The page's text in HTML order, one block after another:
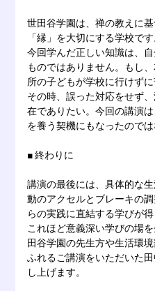
世田谷学園は、禅の教えに
「縁」を大切にする学校です
今回学んだ正しい知識は、
ものではありません。もし
所の子どもが学校に行けず
その時、誤った対応をせず
在でありたい。今回の講演
を養う契機にもなったのでは
■ 終わりに
講演の最後には、具体的な
動のアクセルとブレーキの
らの実践に直結する学びが得
これほど意義深い学びの場
田谷学園の先生方や生活環
ふれるご講演をいただいた
し上げます。